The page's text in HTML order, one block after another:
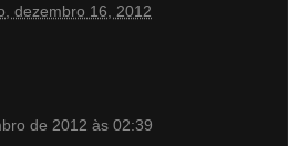
dezembro 16, 2012
de 2012 às 02:39